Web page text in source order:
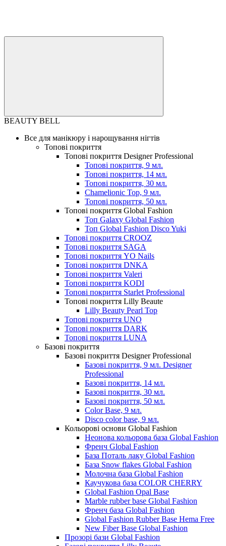
BEAUTY BELL
Все для манікюру і нарощування нігтів
Топові покриття
Топові покриття Designer Professional
Топові покриття, 9 мл.
Топові покриття, 14 мл.
Топові покриття, 30 мл.
Chamelionic Top, 9 мл.
Топові покриття, 50 мл.
Топові покриття Global Fashion
Топ Galaxy Global Fashion
Топ Global Fashion Disco Yuki
Топові покриття CROOZ
Топові покриття SAGA
Топові покриття YO Nails
Топові покриття DNKA
Топові покриття Valeri
Топові покриття KODI
Топові покриття Starlet Professional
Топові покриття Lilly Beaute
Lilly Beauty Pearl Top
Топові покриття UNO
Топові покриття DARK
Топові покриття LUNA
Базові покриття
Базові покриття Designer Professional
Базові покриття, 9 мл. Designer
Professional
Базові покриття, 14 мл.
Базові покриття, 30 мл.
Базові покриття, 50 мл.
Color Base, 9 мл.
Disco color base, 9 мл.
Кольорові основи Global Fashion
Неонова кольорова база Global Fashion
Френч Global Fashion
База Поталь лаку Global Fashion
База Snow flakes Global Fashion
Молочна база Global Fashion
Каучукова база COLOR CHERRY
Global Fashion Opal Base
Marble rubber base Global Fashion
Френч база Global Fashion
Global Fashion Rubber Base Hema Free
New Fiber Base Global Fashion
Прозорі бази Global Fashion